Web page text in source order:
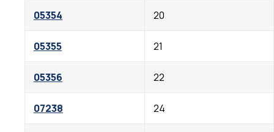
05354 20
05355 21
05356 22
07238 24